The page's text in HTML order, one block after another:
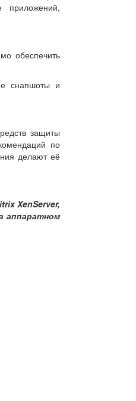
обеспечить
снапшоты и
защиты
по
делают её
XenServer,
аппаратном